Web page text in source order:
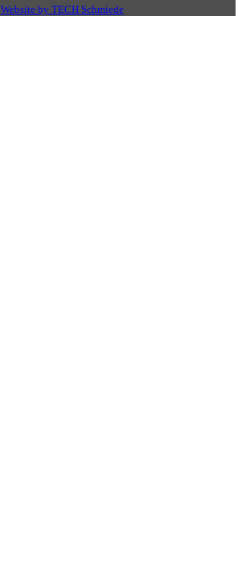
Website by TECH Schmiede